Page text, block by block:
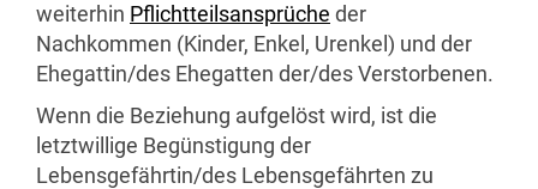
weiterhin Pflichtteilsansprüche der
Nachkommen (Kinder, Enkel, Urenkel) und der
Ehegattin/des Ehegatten der/des Verstorbenen.
Wenn die Beziehung aufgelöst wird, ist die
letztwillige Begünstigung der
Lebensgefährtin/des Lebensgefährten zu